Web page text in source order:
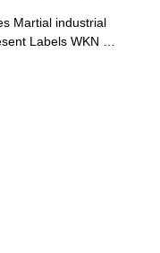
Martial industrial
Labels WKN …